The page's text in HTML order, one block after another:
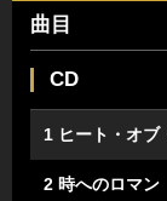
曲目
CD
1 ヒート・オブ
2 時へのロマン